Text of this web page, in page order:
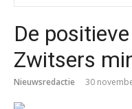
De
Zwitsers
Nieuwsredactie 30